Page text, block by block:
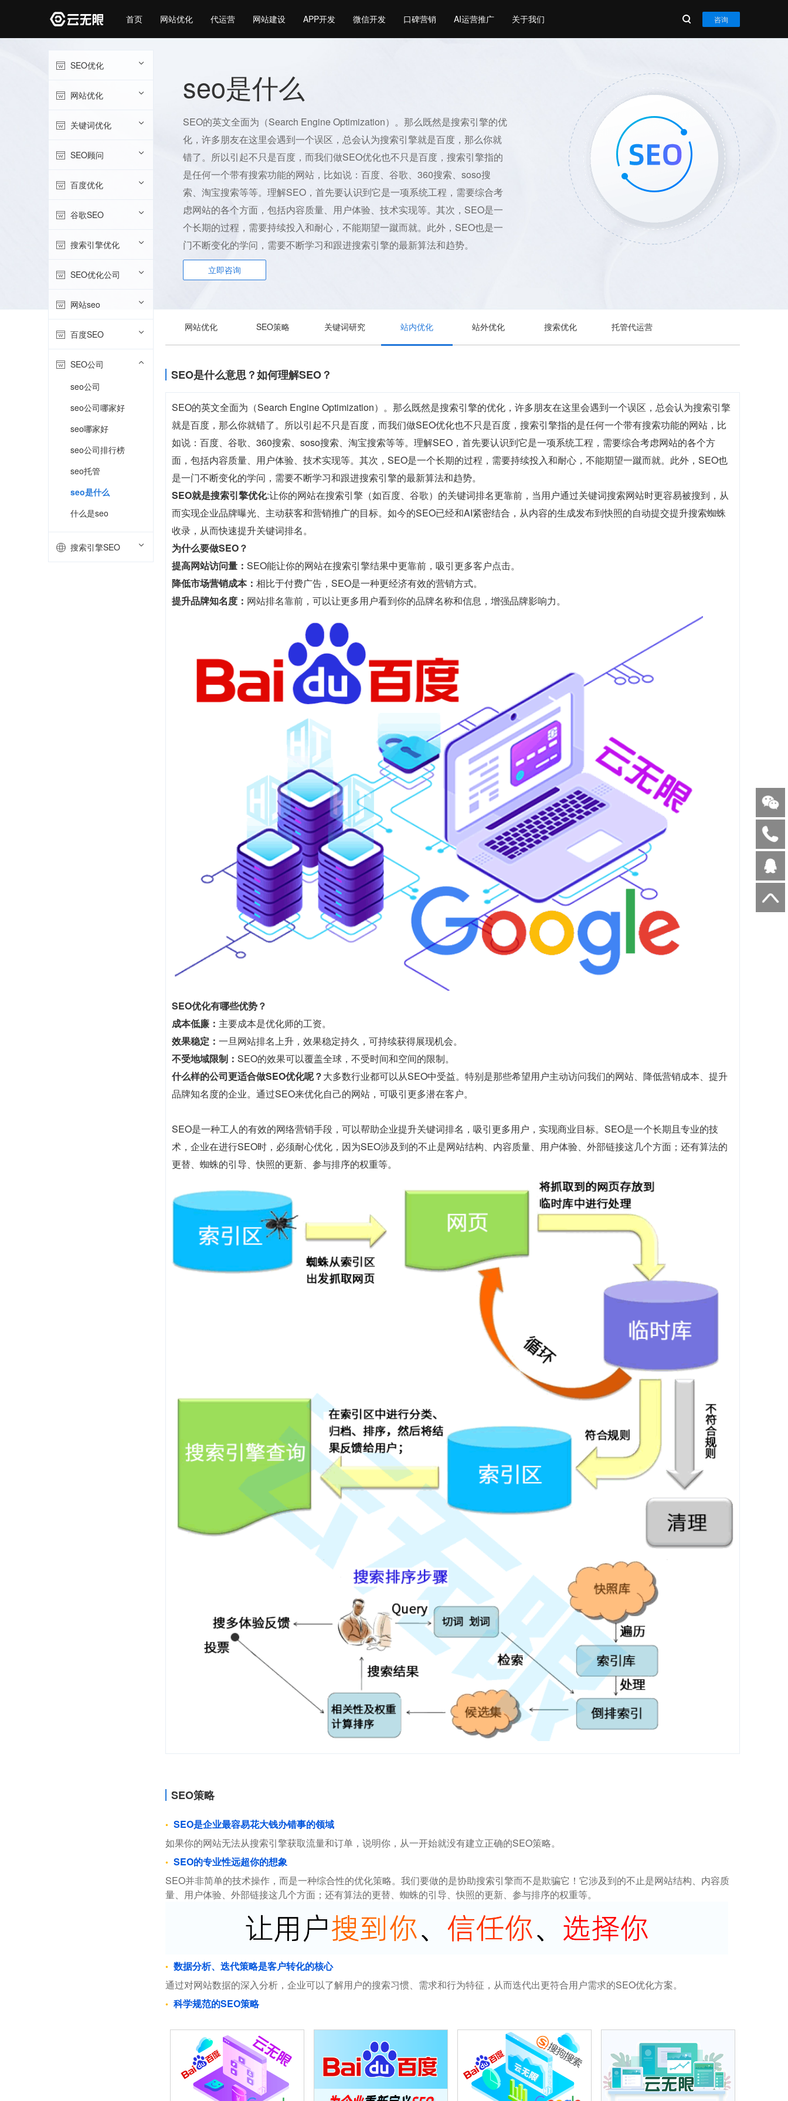
首页 网站优化 代运营 网站建设 APP开发 微信开发 口碑营销 AI运营推广 关于我们 咨询
seo是什么
SEO的英文全面为（Search Engine Optimization）。那么既然是搜索引擎的优
化，许多朋友在这里会遇到一个误区，总会认为搜索引擎就是百度，那么你就
错了。所以引起不只是百度，而我们做SEO优化也不只是百度，搜索引擎指的
是任何一个带有搜索功能的网站，比如说：百度、谷歌、360搜索、soso搜
索、淘宝搜索等等。理解SEO，首先要认识到它是一项系统工程，需要综合考
虑网站的各个方面，包括内容质量、用户体验、技术实现等。其次，SEO是一
个长期的过程，需要持续投入和耐心，不能期望一蹴而就。此外，SEO也是一
门不断变化的学问，需要不断学习和跟进搜索引擎的最新算法和趋势。
立即咨询
SEO优化
网站优化
关键词优化
SEO顾问
百度优化
谷歌SEO
搜索引擎优化
SEO优化公司
网站seo
百度SEO
SEO公司
seo公司
seo公司哪家好
seo哪家好
seo公司排行榜
seo托管
seo是什么
什么是seo
搜索引擎SEO
网站优化 SEO策略 关键词研究 站内优化 站外优化 搜索优化 托管代运营
SEO是什么意思？如何理解SEO？
SEO的英文全面为（Search Engine Optimization）。那么既然是搜索引擎的优化，许多朋友在这里会遇到一个误区，总会认为搜索引擎
就是百度，那么你就错了。所以引起不只是百度，而我们做SEO优化也不只是百度，搜索引擎指的是任何一个带有搜索功能的网站，比
如说：百度、谷歌、360搜索、soso搜索、淘宝搜索等等。理解SEO，首先要认识到它是一项系统工程，需要综合考虑网站的各个方
面，包括内容质量、用户体验、技术实现等。其次，SEO是一个长期的过程，需要持续投入和耐心，不能期望一蹴而就。此外，SEO也
是一门不断变化的学问，需要不断学习和跟进搜索引擎的最新算法和趋势。
SEO就是搜索引擎优化:让你的网站在搜索引擎（如百度、谷歌）的关键词排名更靠前，当用户通过关键词搜索网站时更容易被搜到，从
而实现企业品牌曝光、主动获客和营销推广的目标。如今的SEO已经和AI紧密结合，从内容的生成发布到快照的自动提交提升搜索蜘蛛
收录，从而快速提升关键词排名。
为什么要做SEO？
提高网站访问量： SEO能让你的网站在搜索引擎结果中更靠前，吸引更多客户点击。
降低市场营销成本： 相比于付费广告，SEO是一种更经济有效的营销方式。
提升品牌知名度： 网站排名靠前，可以让更多用户看到你的品牌名称和信息，增强品牌影响力。
SEO优化有哪些优势？
成本低廉： 主要成本是优化师的工资。
效果稳定： 一旦网站排名上升，效果稳定持久，可持续获得展现机会。
不受地域限制： SEO的效果可以覆盖全球，不受时间和空间的限制。
什么样的公司更适合做SEO优化呢？大多数行业都可以从SEO中受益。特别是那些希望用户主动访问我们的网站、降低营销成本、提升
品牌知名度的企业。通过SEO来优化自己的网站，可吸引更多潜在客户。
SEO是一种工人的有效的网络营销手段，可以帮助企业提升关键词排名，吸引更多用户，实现商业目标。SEO是一个长期且专业的技
术，企业在进行SEO时，必须耐心优化，因为SEO涉及到的不止是网站结构、内容质量、用户体验、外部链接这几个方面；还有算法的
更替、蜘蛛的引导、快照的更新、参与排序的权重等。
SEO策略
SEO是企业最容易花大钱办错事的领域
如果你的网站无法从搜索引擎获取流量和订单，说明你，从一开始就没有建立正确的SEO策略。
SEO的专业性远超你的想象
SEO并非简单的技术操作，而是一种综合性的优化策略。我们要做的是协助搜索引擎而不是欺骗它！它涉及到的不止是网站结构、内容质
量、用户体验、外部链接这几个方面；还有算法的更替、蜘蛛的引导、快照的更新、参与排序的权重等。
数据分析、迭代策略是客户转化的核心
通过对网站数据的深入分析，企业可以了解用户的搜索习惯、需求和行为特征，从而迭代出更符合用户需求的SEO优化方案。
科学规范的SEO策略